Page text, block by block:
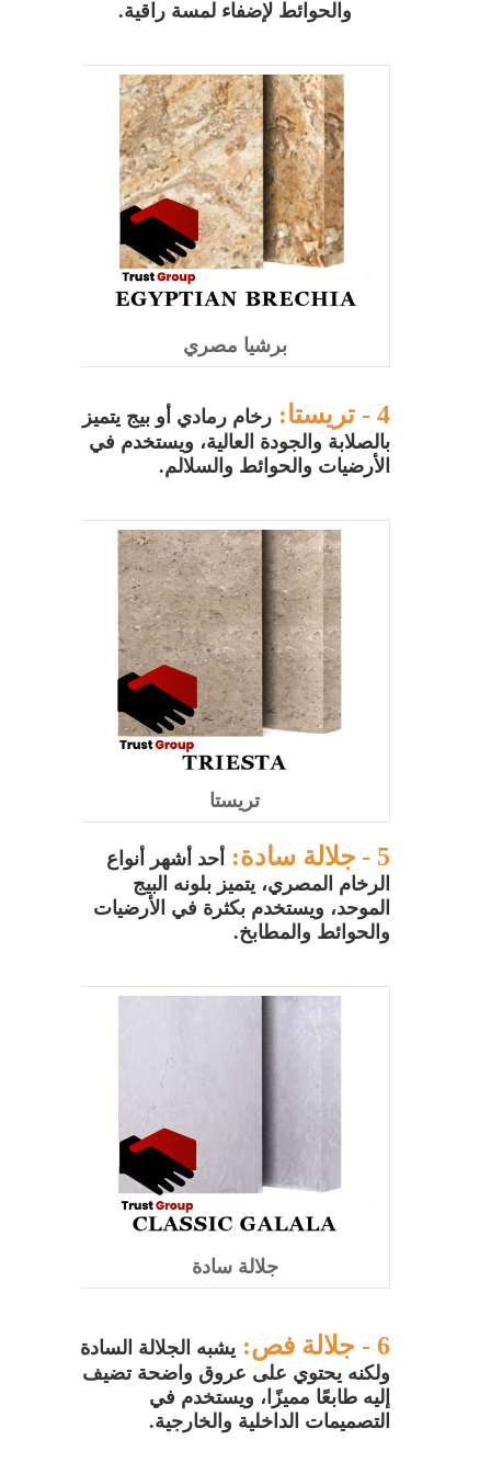
شركة مطابخ جلوس ماكس في المهندسين
/ بديلك الأفضل مع شركة تراست جروب
للمطابخ والدريسنج روم
مطبخ أرو ماسيف مقاوم للمياه / حماية
وجودة مع شركة تراست جروب للمطابخ
مطابخ كلاسيك أرو ماسيف / فخامة تدوم
لسنوات
والحوائط لإضفاء لمسة راقية.
برشيا مصري
4 - تريستا:
رخام رمادي أو بيج يتميز
بالصلابة والجودة العالية، ويستخدم في
الأرضيات والحوائط والسلالم.
تريستا
5 - جلالة سادة:
أحد أشهر أنواع
الرخام المصري، يتميز بلونه البيج
الموحد، ويستخدم بكثرة في الأرضيات
والحوائط والمطابخ.
جلالة سادة
6 - جلالة فص: يشبه الجلالة السادة
ولكنه يحتوي على عروق واضحة تضيف
إليه طابعًا مميزًا، ويستخدم في
التصميمات الداخلية والخارجية.